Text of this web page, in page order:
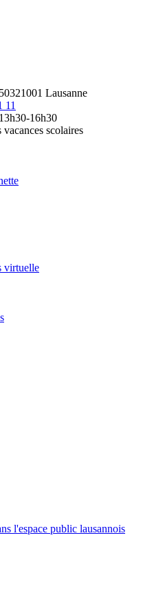
1001 Lausanne
11
16h30
scolaires
virtuelle
l'espace public lausannois